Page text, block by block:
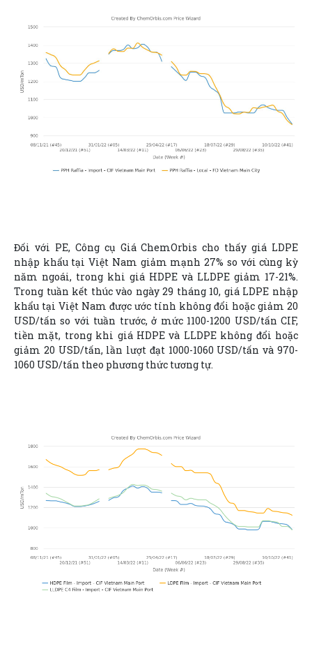
Đối với PE, Công cụ Giá ChemOrbis cho thấy giá LDPE
nhập khẩu tại Việt Nam giảm mạnh 27% so với cùng kỳ
năm ngoái, trong khi giá HDPE và LLDPE giảm 17-21%.
Trong tuần kết thúc vào ngày 29 tháng 10, giá LDPE nhập
khẩu tại Việt Nam được ước tính không đổi hoặc giảm 20
USD/tấn so với tuần trước, ở mức 1100-1200 USD/tấn CIF,
tiền mặt, trong khi giá HDPE và LLDPE không đổi hoặc
giảm 20 USD/tấn, lần lượt đạt 1000-1060 USD/tấn và 970-
1060 USD/tấn theo phương thức tương tự.